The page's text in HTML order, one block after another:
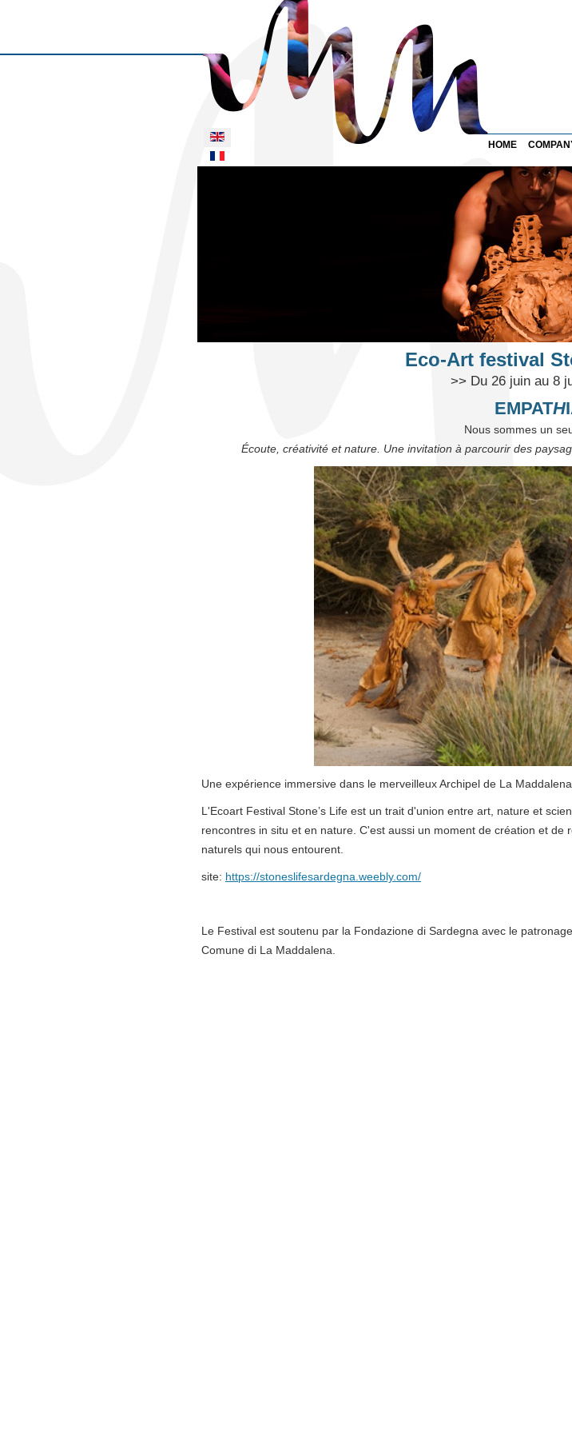
Select your language
HOME
Eco-Art festival
>> Du 26 juin au 8
EMPATH
Nous sommes un
Écoute, créativité et nature. Une invitation à parcourir des
Une expérience immersive dans le merveilleux Archipel de La
L'Ecoart Festival Stone’s Life est un trait d'union entre art, nature et
rencontres in situ et en nature. C'est aussi un moment de création et
naturels qui nous entourent.
site: https://stoneslifesardegna.weebly.com/
Le Festival est soutenu par la Fondazione di Sardegna avec le
Comune di La Maddalena.